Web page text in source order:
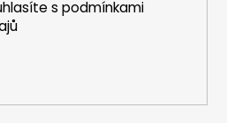
s podmínkami